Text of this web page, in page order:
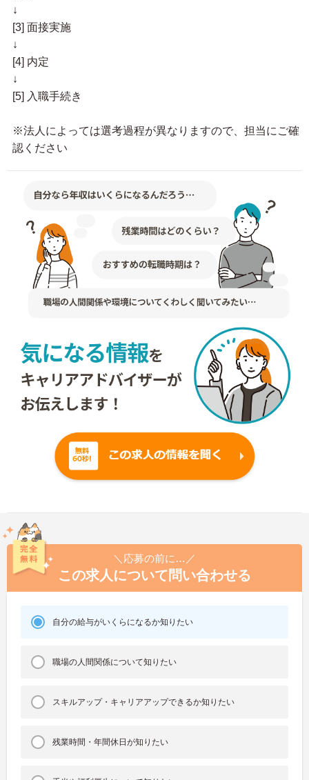
↓
[3] 面接実施
↓
[4] 内定
↓
[5] 入職手続き
※法人によっては選考過程が異なりますので、担当にご確
認ください
＼応募の前に…／
この求人について問い合わせる
自分の給与がいくらになるか知りたい
職場の人間関係について知りたい
スキルアップ・キャリアアップできるか知りたい
残業時間・年間休日が知りたい